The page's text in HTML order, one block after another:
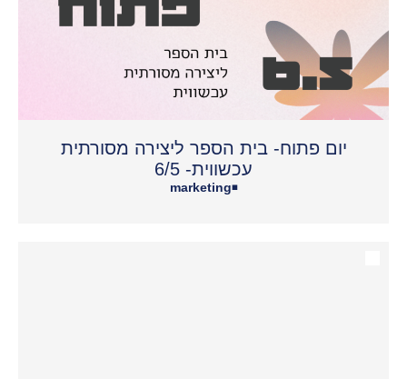
יום פתוח- בית הספר ליצירה מסורתית
עכשווית- 6/5
•
marketing